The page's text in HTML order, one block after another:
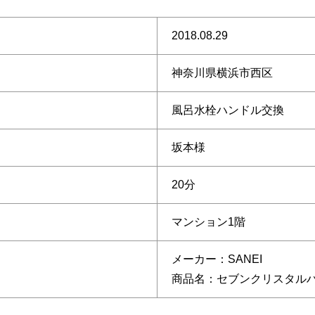
2018.08.29
神奈川県横浜市西区
風呂水栓ハンドル交換
坂本様
20分
マンション1階
メーカー：SANEI
商品名：セブンクリスタル